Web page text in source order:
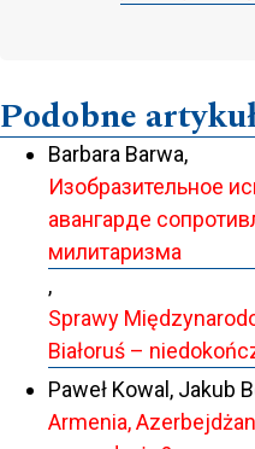
Podobne
Barbara Barwa,
Изобразительное
авангарде
милитаризма
,
Sprawy
Białoruś –
Paweł Kowal, Jakub
Armenia,